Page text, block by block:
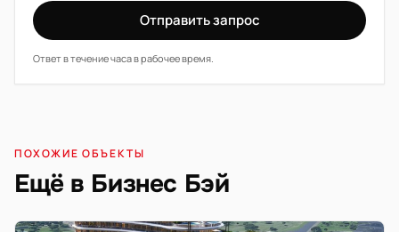
Отправить запрос
Ответ в течение часа в рабочее время.
ПОХОЖИЕ ОБЪЕКТЫ
Ещё в Бизнес Бэй